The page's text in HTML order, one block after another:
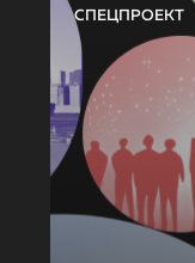
СПЕЦПРОЕКТ